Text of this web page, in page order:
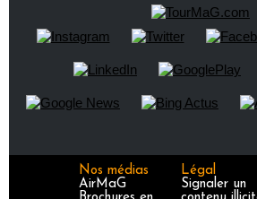
Nos médias
AirMaG
Légal
Signaler un